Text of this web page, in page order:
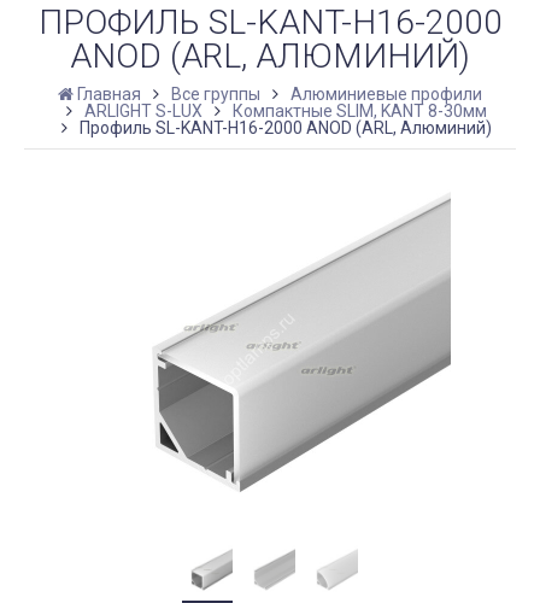
ПРОФИЛЬ SL-KANT-H16-2000
ANOD (ARL, АЛЮМИНИЙ)
Главная Все группы
Алюминиевые профили
ARLIGHT S-LUX
Компактные SLIM, KANT 8-30мм
Профиль SL-KANT-H16-2000 ANOD (ARL, Алюминий)